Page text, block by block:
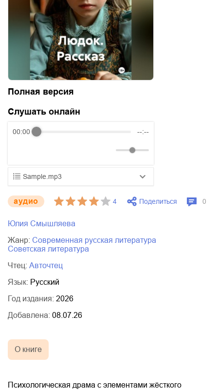
Полная версия
Слушать онлайн
00:00 --:--
Sample.mp3
01.mp3
aудио 4 Поделиться 0
Юлия Смышляева
Жанр:
современная русская литература
советская литература
Чтец:
Авточтец
Язык: Русский
Год издания: 2026
Добавлена: 08.07.26
О книге
Психологическая драма с элементами жёсткого